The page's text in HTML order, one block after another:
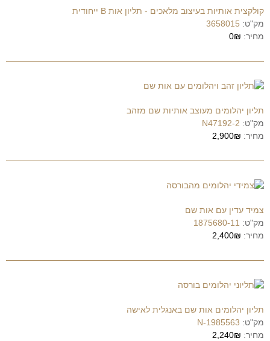
קולקצית אותיות בעיצוב מלאכים - תליון אות B ייחודית
מק"ט: 3658015
מחיר: 0₪
תליון יהלומים מעוצב אותיות שם מזהב
מק"ט: N47192-2
מחיר: 2,900₪
צמיד עדין עם אות שם
מק"ט: 1875680-11
מחיר: 2,400₪
תליון יהלומים אות שם באנגלית לאישה
מק"ט: 1985563-N
מחיר: 2,240₪